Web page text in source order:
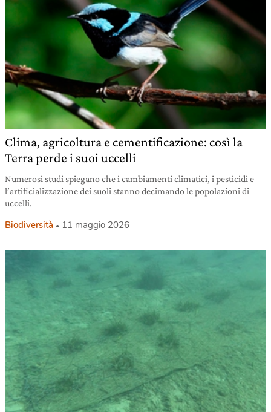
Clima, agricoltura e cementificazione: così la
Terra perde i suoi uccelli
Numerosi studi spiegano che i cambiamenti climatici, i pesticidi e
l’artificializzazione dei suoli stanno decimando le popolazioni di
uccelli.
Biodiversità 11 maggio 2026